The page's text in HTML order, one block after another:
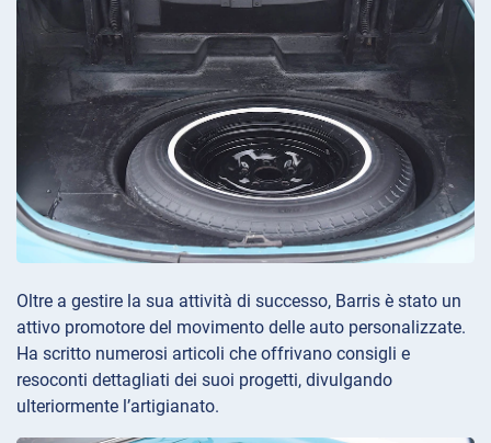
Oltre a gestire la sua attività di successo, Barris è stato un
attivo promotore del movimento delle auto personalizzate.
Ha scritto numerosi articoli che offrivano consigli e
resoconti dettagliati dei suoi progetti, divulgando
ulteriormente l’artigianato.